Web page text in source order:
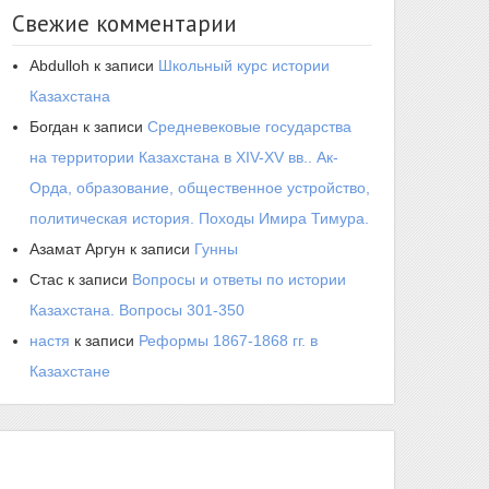
Свежие комментарии
Abdulloh к записи Школьный курс истории
Казахстана
Богдан к записи Средневековые государства
на территории Казахстана в XIV-XV вв.. Ак-
Орда, образование, общественное устройство,
политическая история. Походы Имира Тимура.
Азамат Аргун к записи Гунны
Стас к записи Вопросы и ответы по истории
Казахстана. Вопросы 301-350
настя к записи Реформы 1867-1868 гг. в
Казахстане